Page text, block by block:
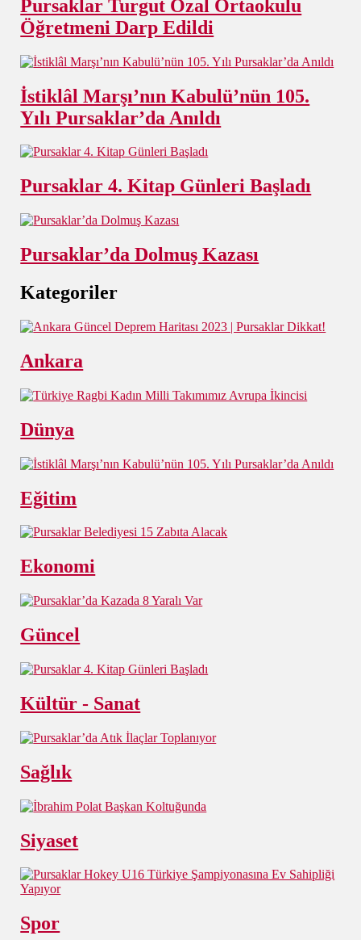
Pursaklar Turgut Özal Ortaokulu
Öğretmeni Darp Edildi
İstiklâl Marşı’nın Kabulü’nün 105.
Yılı Pursaklar’da Anıldı
Pursaklar 4. Kitap Günleri Başladı
Pursaklar’da Dolmuş Kazası
Kategoriler
Ankara
Dünya
Eğitim
Ekonomi
Güncel
Kültür - Sanat
Sağlık
Siyaset
Spor